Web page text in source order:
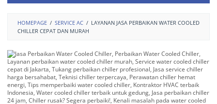
HOMEPAGE / SERVICE AC / LAYANAN JASA PERBAIKAN WATER COOLED
CHILLER CEPAT DAN MURAH